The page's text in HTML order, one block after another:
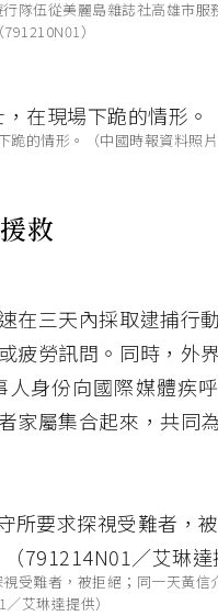
隊伍從美麗島雜誌社高雄市服
）
的情形。（中國時報資料照片
救
在三天內採取逮捕行
疲勞訊問。同時，外
身份向國際媒體疾
家屬集合起來，共同
受難者，被拒絕；同一天黃信
艾琳達提供）